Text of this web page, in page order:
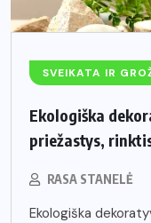
SVEIKATA IR
Ekologiška
priežastys,
RASA STANELĖ
Ekologiška